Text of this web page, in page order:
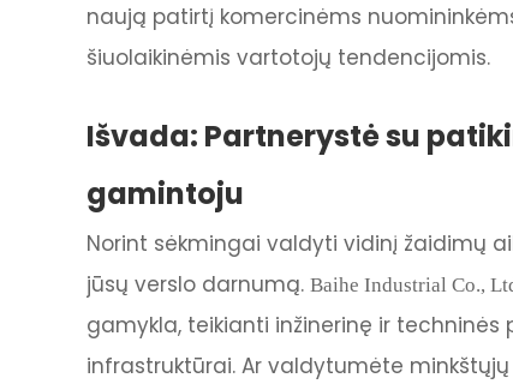
naują patirtį komercinėms
šiuolaikinėmis vartotojų tendencijomis.
Išvada: Partnerystė su
gamintoju
Norint sėkmingai valdyti vidinį žaidimų
jūsų verslo darnumą. Baihe Industrial Co.,
gamykla, teikianti inžinerinę ir techninės
infrastruktūrai. Ar valdytumėte